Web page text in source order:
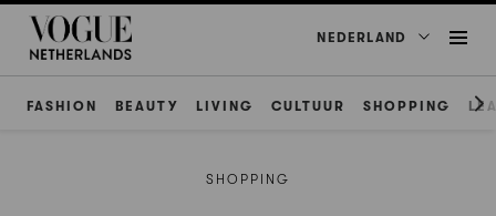
NEDERLAND
FASHION BEAUTY LIVING CULTUUR SHOPPING
SHOPPING